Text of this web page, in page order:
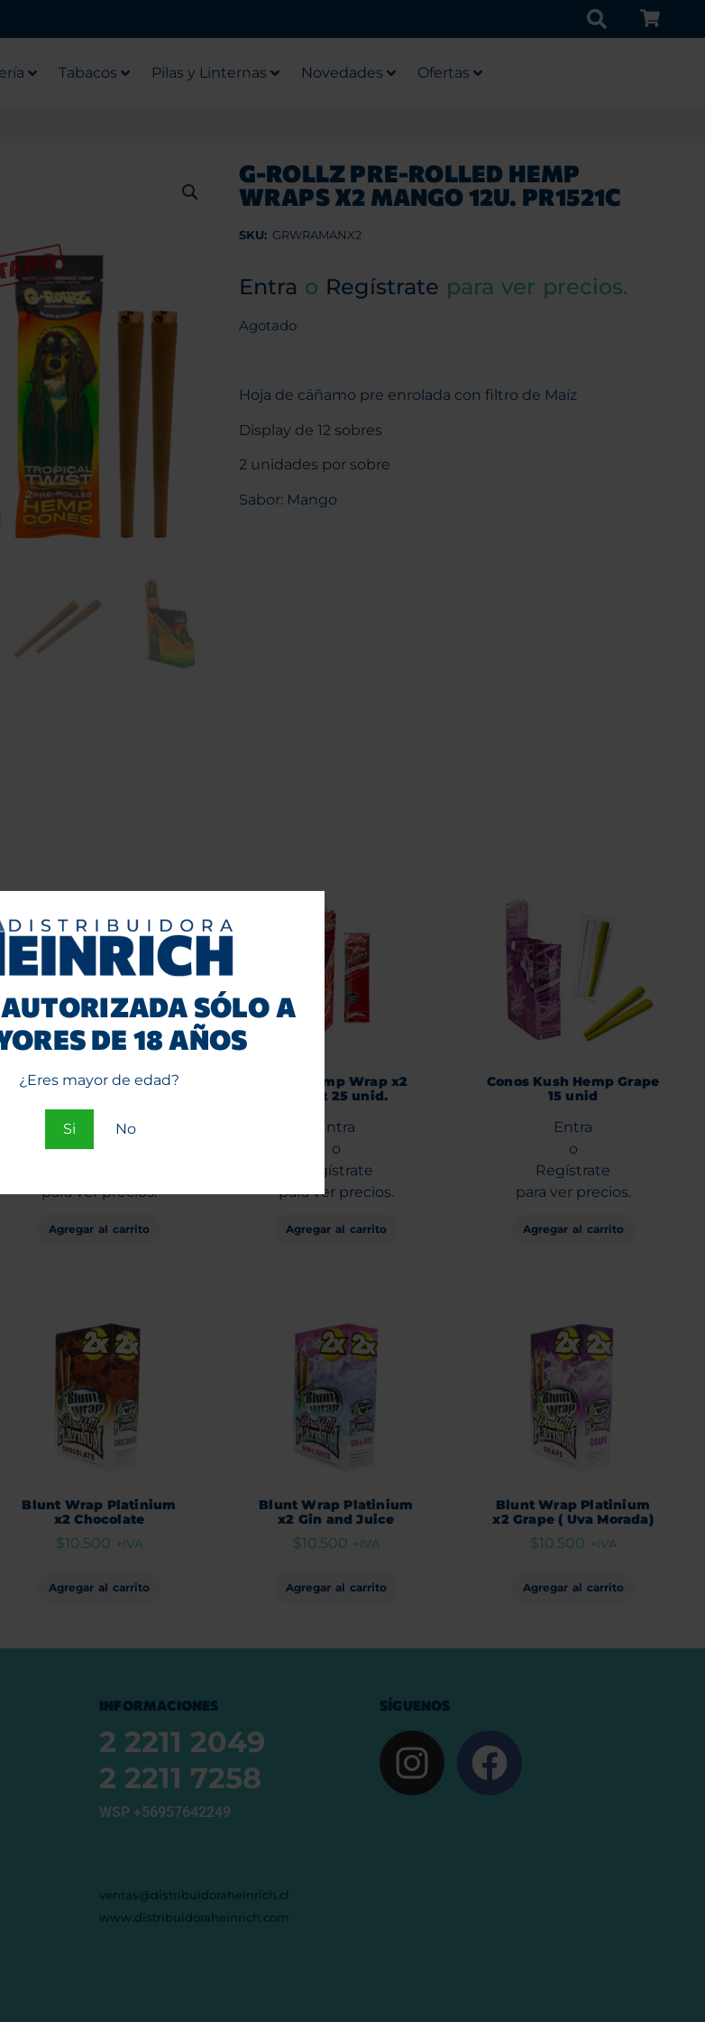
SÓLO A
DE 18 AÑOS
¿Eres mayor de edad?
Si No
Tabacos Pilas y Linternas Novedades Ofertas
G-ROLLZ PRE-ROLLED HEMP
WRAPS X2 MANGO 12U. PR1521C
SKU: GRWRAMANX2
Entra o Regístrate para ver precios.
Agotado
Hoja de cáñamo pre enrolada con filtro de Maíz
Display de 12 sobres
2 unidades por sobre
Sabor: Mango
Kush Hemp Wrap x2
Entra
para ver precios.
Agregar al carrito
Kush Hemp Wrap x2
Sweet 25 unid.
Entra
o
Regístrate
para ver precios.
Agregar al carrito
Conos Kush Hemp Grape
15 unid
Entra
o
Regístrate
para ver precios.
Agregar al carrito
Blunt Wrap Platinium
x2 Chocolate
$10.500 +IVA
Agregar al carrito
Blunt Wrap Platinium
x2 Gin and Juice
$10.500 +IVA
Agregar al carrito
Blunt Wrap Platinium
x2 Grape ( Uva Morada)
$10.500 +IVA
Agregar al carrito
INFORMACIONES
2 2211 2049
2 2211 7258
WSP +56957642249
ventas@distribuidoraheinrich.cl
www.distribuidoraheinrich.com
SÍGUENOS